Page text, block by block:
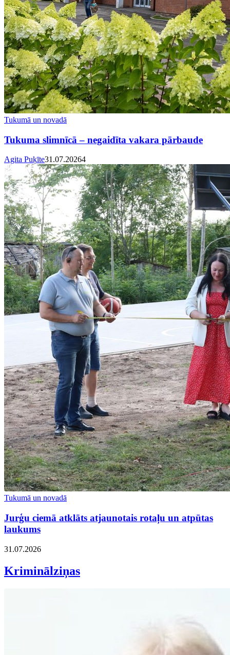
Tukumā un novadā
Tukuma slimnīcā – negaidīta vakara pārbaude
Agita Puķīte31.07.20264
Tukumā un novadā
Jurģu ciemā atklāts atjaunotais rotaļu un atpūtas
laukums
31.07.2026
Kriminālziņas